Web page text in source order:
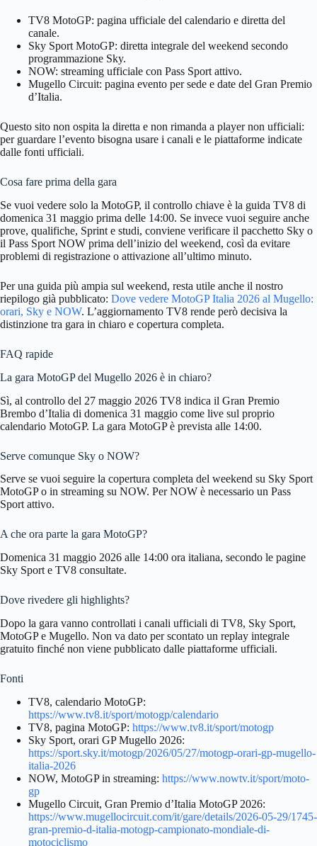
TV8 MotoGP: pagina ufficiale del calendario e diretta del
canale.
Sky Sport MotoGP: diretta integrale del weekend secondo
programmazione Sky.
NOW: streaming ufficiale con Pass Sport attivo.
Mugello Circuit: pagina evento per sede e date del Gran Premio
d’Italia.
Questo sito non ospita la diretta e non rimanda a player non ufficiali:
per guardare l’evento bisogna usare i canali e le piattaforme indicate
dalle fonti ufficiali.
Cosa fare prima della gara
Se vuoi vedere solo la MotoGP, il controllo chiave è la guida TV8 di
domenica 31 maggio prima delle 14:00. Se invece vuoi seguire anche
prove, qualifiche, Sprint e studi, conviene verificare il pacchetto Sky o
il Pass Sport NOW prima dell’inizio del weekend, così da evitare
problemi di registrazione o attivazione all’ultimo minuto.
Per una guida più ampia sul weekend, resta utile anche il nostro
riepilogo già pubblicato: Dove vedere MotoGP Italia 2026 al Mugello:
orari, Sky e NOW. L’aggiornamento TV8 rende però decisiva la
distinzione tra gara in chiaro e copertura completa.
FAQ rapide
La gara MotoGP del Mugello 2026 è in chiaro?
Sì, al controllo del 27 maggio 2026 TV8 indica il Gran Premio
Brembo d’Italia di domenica 31 maggio come live sul proprio
calendario MotoGP. La gara MotoGP è prevista alle 14:00.
Serve comunque Sky o NOW?
Serve se vuoi seguire la copertura completa del weekend su Sky Sport
MotoGP o in streaming su NOW. Per NOW è necessario un Pass
Sport attivo.
A che ora parte la gara MotoGP?
Domenica 31 maggio 2026 alle 14:00 ora italiana, secondo le pagine
Sky Sport e TV8 consultate.
Dove rivedere gli highlights?
Dopo la gara vanno controllati i canali ufficiali di TV8, Sky Sport,
MotoGP e Mugello. Non va dato per scontato un replay integrale
gratuito finché non viene pubblicato dalle piattaforme ufficiali.
Fonti
TV8, calendario MotoGP:
https://www.tv8.it/sport/motogp/calendario
TV8, pagina MotoGP: https://www.tv8.it/sport/motogp
Sky Sport, orari GP Mugello 2026:
https://sport.sky.it/motogp/2026/05/27/motogp-orari-gp-mugello-
italia-2026
NOW, MotoGP in streaming: https://www.nowtv.it/sport/moto-
gp
Mugello Circuit, Gran Premio d’Italia MotoGP 2026:
https://www.mugellocircuit.com/it/gare/details/2026-05-29/1745-
gran-premio-d-italia-motogp-campionato-mondiale-di-
motociclismo